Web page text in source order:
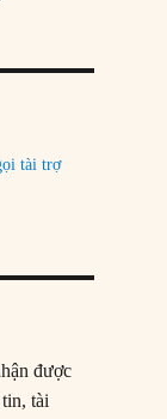
tài trợ
được
tài